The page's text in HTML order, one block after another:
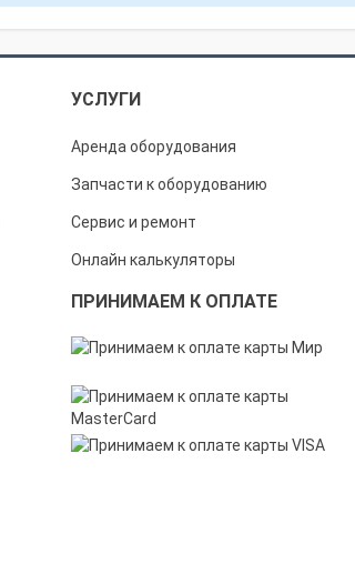
УСЛУГИ
Аренда оборудования
Запчасти к оборудованию
Сервис и ремонт
Онлайн калькуляторы
ПРИНИМАЕМ К ОПЛАТЕ